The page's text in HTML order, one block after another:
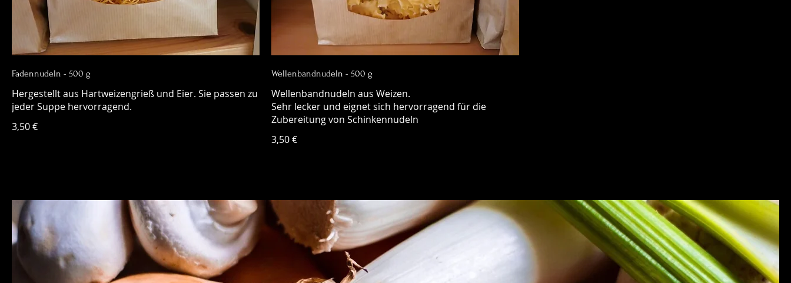
Fadennudeln - 500 g
Hergestellt aus Hartweizengrieß und Eier. Sie passen zu
jeder Suppe hervorragend.
3,50 €
Wellenbandnudeln - 500 g
Wellenbandnudeln aus Weizen.
Sehr lecker und eignet sich hervorragend für die
Zubereitung von Schinkennudeln
3,50 €